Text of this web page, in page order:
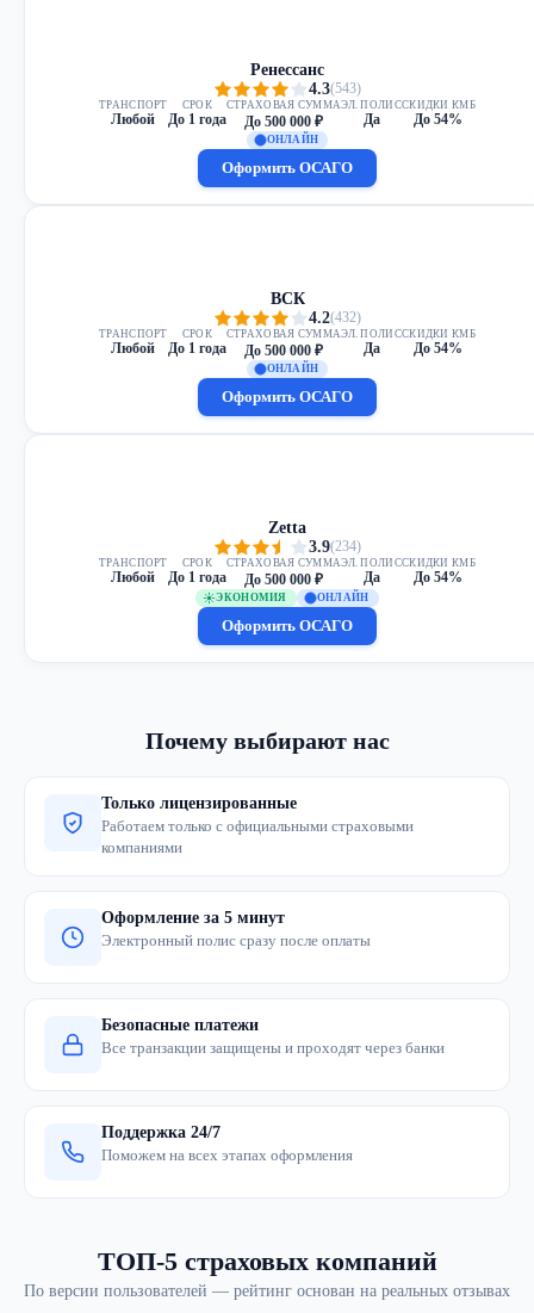
Ренессанс
4.3(543)
ТРАНСПОРТ
Любой
СРОК
До 1 года
СТРАХОВАЯ СУММА
До 500 000 ₽
ЭЛ. ПОЛИС
Да
СКИДКИ КМБ
До 54%
ОНЛАЙН
Оформить ОСАГО
ВСК
4.2(432)
ТРАНСПОРТ
Любой
СРОК
До 1 года
СТРАХОВАЯ СУММА
До 500 000 ₽
ЭЛ. ПОЛИС
Да
СКИДКИ КМБ
До 54%
ОНЛАЙН
Оформить ОСАГО
Zetta
3.9(234)
ТРАНСПОРТ
Любой
СРОК
До 1 года
СТРАХОВАЯ СУММА
До 500 000 ₽
ЭЛ. ПОЛИС
Да
СКИДКИ КМБ
До 54%
ЭКОНОМИЯ ОНЛАЙН
Оформить ОСАГО
Почему выбирают нас
Только лицензированные
Работаем только с официальными страховыми
компаниями
Оформление за 5 минут
Электронный полис сразу после оплаты
Безопасные платежи
Все транзакции защищены и проходят через банки
Поддержка 24/7
Поможем на всех этапах оформления
ТОП-5 страховых компаний
По версии пользователей — рейтинг основан на реальных отзывах